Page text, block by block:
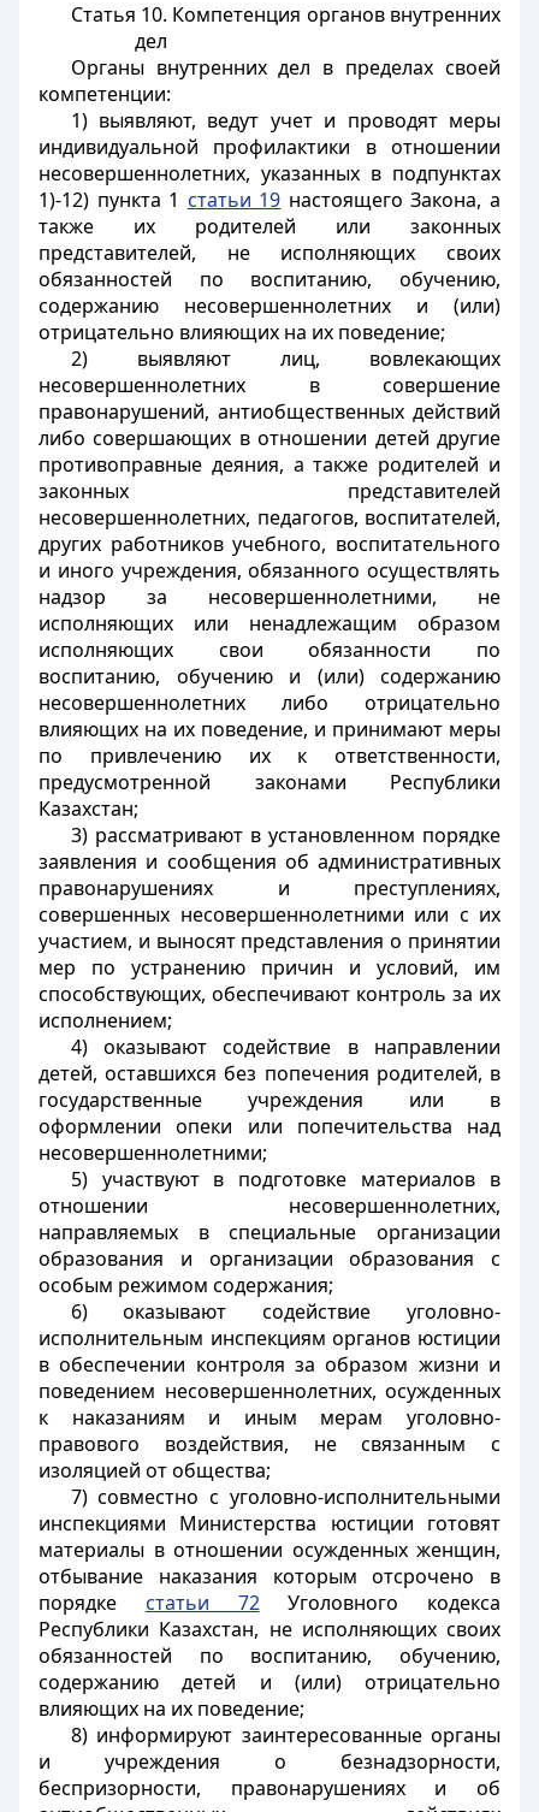
Статья 10. Компетенция органов внутренних
дел
Органы внутренних дел в пределах своей
компетенции:
1) выявляют, ведут учет и проводят меры
индивидуальной профилактики в отношении
несовершеннолетних, указанных в подпунктах
1)-12) пункта 1 статьи 19 настоящего Закона, а
также их родителей или законных
представителей, не исполняющих своих
обязанностей по воспитанию, обучению,
содержанию несовершеннолетних и (или)
отрицательно влияющих на их поведение;
2) выявляют лиц, вовлекающих
несовершеннолетних в совершение
правонарушений, антиобщественных действий
либо совершающих в отношении детей другие
противоправные деяния, а также родителей и
законных представителей
несовершеннолетних, педагогов, воспитателей,
других работников учебного, воспитательного
и иного учреждения, обязанного осуществлять
надзор за несовершеннолетними, не
исполняющих или ненадлежащим образом
исполняющих свои обязанности по
воспитанию, обучению и (или) содержанию
несовершеннолетних либо отрицательно
влияющих на их поведение, и принимают меры
по привлечению их к ответственности,
предусмотренной законами Республики
Казахстан;
3) рассматривают в установленном порядке
заявления и сообщения об административных
правонарушениях и преступлениях,
совершенных несовершеннолетними или с их
участием, и выносят представления о принятии
мер по устранению причин и условий, им
способствующих, обеспечивают контроль за их
исполнением;
4) оказывают содействие в направлении
детей, оставшихся без попечения родителей, в
государственные учреждения или в
оформлении опеки или попечительства над
несовершеннолетними;
5) участвуют в подготовке материалов в
отношении несовершеннолетних,
направляемых в специальные организации
образования и организации образования с
особым режимом содержания;
6) оказывают содействие уголовно-
исполнительным инспекциям органов юстиции
в обеспечении контроля за образом жизни и
поведением несовершеннолетних, осужденных
к наказаниям и иным мерам уголовно-
правового воздействия, не связанным с
изоляцией от общества;
7) совместно с уголовно-исполнительными
инспекциями Министерства юстиции готовят
материалы в отношении осужденных женщин,
отбывание наказания которым отсрочено в
порядке статьи 72Уголовного кодекса
Республики Казахстан, не исполняющих своих
обязанностей по воспитанию, обучению,
содержанию детей и (или) отрицательно
влияющих на их поведение;
8) информируют заинтересованные органы
и учреждения о безнадзорности,
беспризорности, правонарушениях и об